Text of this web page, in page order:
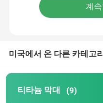
미국에서 온 다른 카테고리
티타늄 막대 (9)